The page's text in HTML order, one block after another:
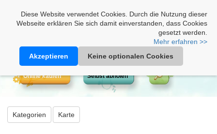
Diese Website verwendet Cookies. Durch die Nutzung dieser
Webseite erklären Sie sich damit einverstanden, dass Cookies
gesetzt werden.
Mehr erfahren >>
Akzeptieren
Keine optionalen Cookies
Online kaufen Selbst abholen
Kategorien Karte